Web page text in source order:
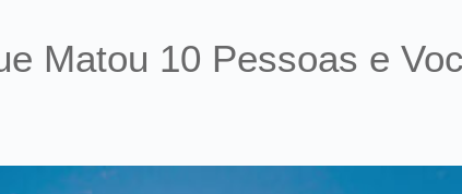
Matou 10 Pessoas e